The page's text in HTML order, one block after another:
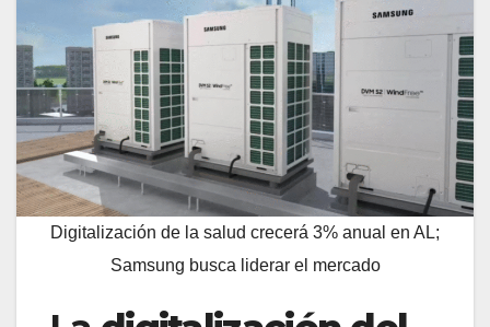
Digitalización de la salud crecerá 3% anual en AL;
Samsung busca liderar el mercado